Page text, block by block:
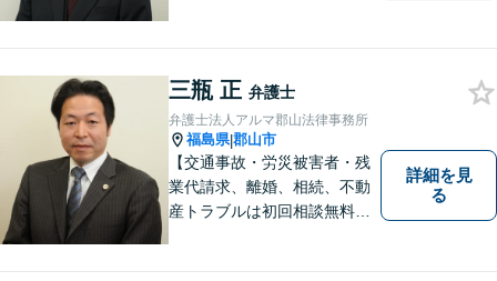
った」と思っていただけるよ
うに全力を尽くしていきま
す。
三瓶 正 弁護士
弁護士法人アルマ郡山法律事務所
福島県|郡山市
【交通事故・労災被害者・残
業代請求、離婚、相続、不動
産トラブルは初回相談無料】
詳細を見
る